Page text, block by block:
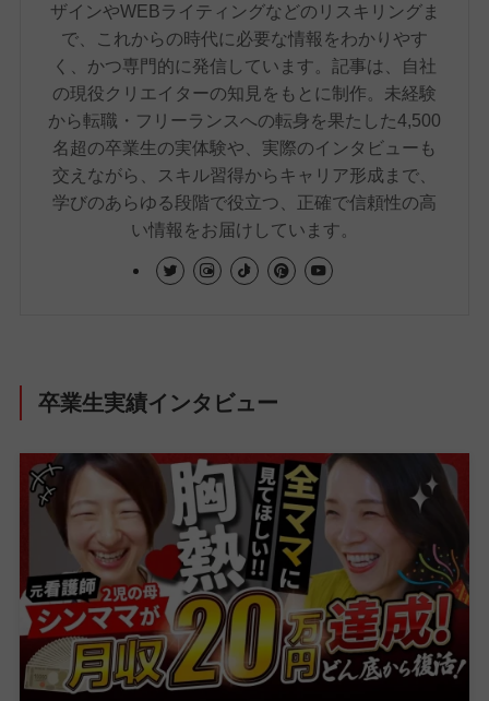
ザインやWEBライティングなどのリスキリングま
で、これからの時代に必要な情報をわかりやす
く、かつ専門的に発信しています。記事は、自社
の現役クリエイターの知見をもとに制作。未経験
から転職・フリーランスへの転身を果たした4,500
名超の卒業生の実体験や、実際のインタビューも
交えながら、スキル習得からキャリア形成まで、
学びのあらゆる段階で役立つ、正確で信頼性の高
い情報をお届けしています。
卒業生実績インタビュー